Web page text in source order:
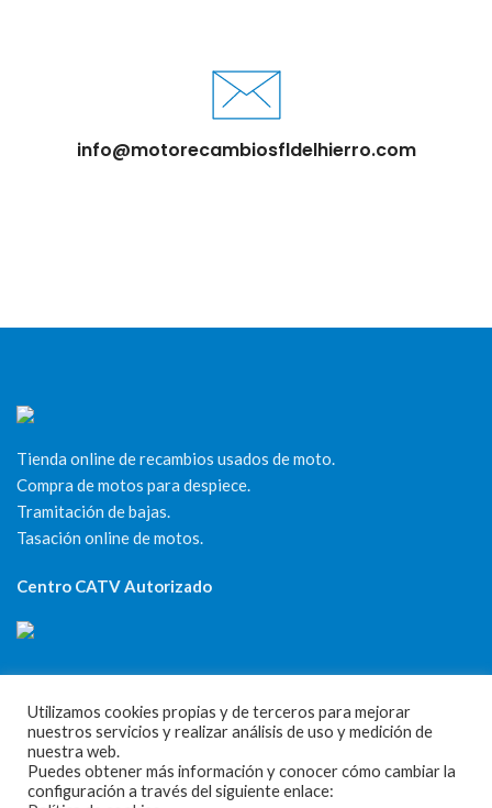
info@motorecambiosfldelhierro.com
Tienda online de recambios usados de moto.
Compra de motos para despiece.
Tramitación de bajas.
Tasación online de motos.
Centro CATV Autorizado
CONTACTO
Utilizamos cookies propias y de terceros para mejorar
nuestros servicios y realizar análisis de uso y medición de
nuestra web.
Puedes obtener más información y conocer cómo cambiar la
configuración a través del siguiente enlace: